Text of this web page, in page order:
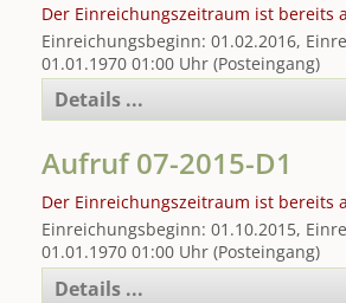
Der Einreichungszeitraum ist bereits
Einreichungsbeginn: 01.02.2016,
01.01.1970 01:00 Uhr (Posteingang)
Details ...
Aufruf 07-2015-D1
Der Einreichungszeitraum ist bereits
Einreichungsbeginn: 01.10.2015,
01.01.1970 01:00 Uhr (Posteingang)
Details ...